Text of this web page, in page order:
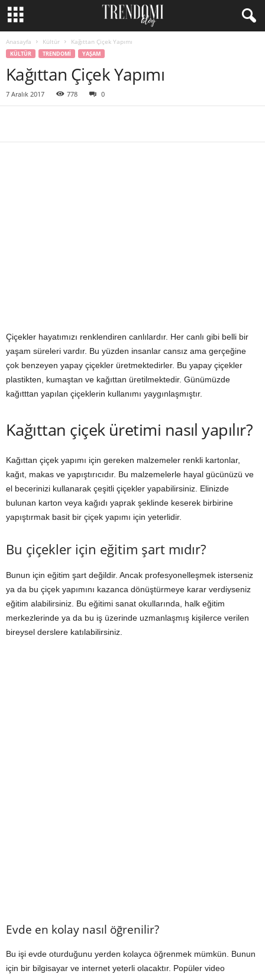
Anasayfa Kültür Kağıttan Çiçek Yapımı
KÜLTÜR TRENDOMI YAŞAM
Kağıttan Çiçek Yapımı
7 Aralık 2017 778 0
Çiçekler hayatımızı renklendiren canlılardır. Her canlı gibi belli bir
yaşam süreleri vardır. Bu yüzden insanlar cansız ama gerçeğine
çok benzeyen yapay çiçekler üretmektedirler. Bu yapay çiçekler
plastikten, kumaştan ve kağıttan üretilmektedir. Günümüzde
kağıtttan yapılan çiçeklerin kullanımı yaygınlaşmıştır.
Kağıttan çiçek üretimi nasıl yapılır?
Kağıttan çiçek yapımı için gereken malzemeler renkli kartonlar,
kağıt, makas ve yapıştırıcıdır. Bu malzemelerle hayal gücünüzü ve
el becerinizi kullanarak çeşitli çiçekler yapabilirsiniz. Elinizde
bulunan karton veya kağıdı yaprak şeklinde keserek birbirine
yapıştırmak basit bir çiçek yapımı için yeterlidir.
Bu çiçekler için eğitim şart mıdır?
Bunun için eğitim şart değildir. Ancak profesyonelleşmek isterseniz
ya da bu çiçek yapımını kazanca dönüştürmeye karar verdiyseniz
eğitim alabilirsiniz. Bu eğitimi sanat okullarında, halk eğitim
merkezlerinde ya da bu iş üzerinde uzmanlaşmış kişilerce verilen
bireysel derslere katılabilirsiniz.
Evde en kolay nasıl öğrenilir?
Bu işi evde oturduğunu yerden kolayca öğrenmek mümkün. Bunun
için bir bilgisayar ve internet yeterli olacaktır. Popüler video